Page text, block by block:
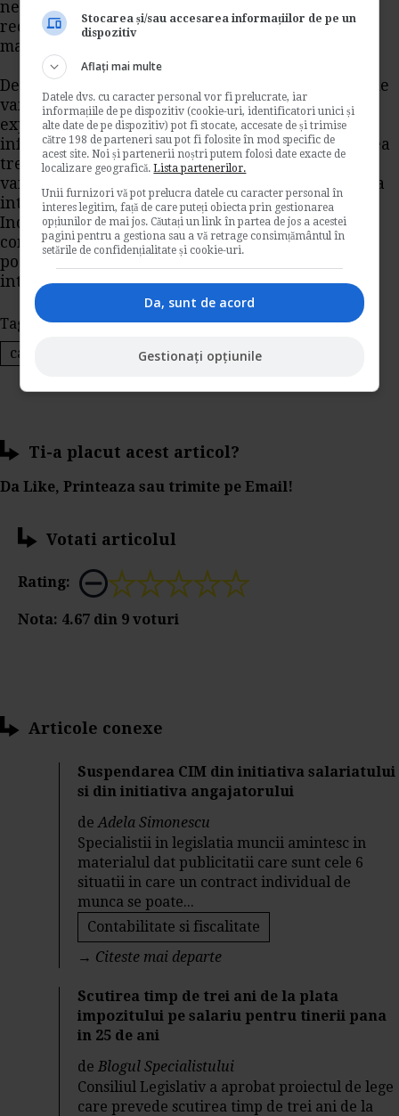
neta continuta, exprimata in unitati de masura
recunoscute de autoritatea statului roman in
materie de metrologie, conform art. 75 alin. (1)
De asemenea, HG 947/2000 precizeaza ca pretul de
vanzare si pretul pe unitatea de masura se
exprima in lei. In cazul in care vanzatorii ofera
informatii privind preturile in alte valute, acestea
trebuie sa fie clare si usor de inteles. Pretul de
vanzare si pretul pe unitatea de masura se indica
intr-o forma clara, lizibila si usor de indentificat.
Indicarea preturilor se face astfel incat
consumatorul aflat in suprafata de vanzare sa le
poata vedea in locurile de prezentare fara a
intreba vanzatorul.
Tags: Taxe si Impozite
produse second-hand
casa de marcat
Ordonanta 99/2000
Ti-a placut acest articol?
Da Like, Printeaza sau trimite pe Email!
Votati articolul
Rating:
Nota: 4.67 din 9 voturi
Articole conexe
Suspendarea CIM din initiativa salariatului
si din initiativa angajatorului
deAdela Simonescu
Specialistii in legislatia muncii amintesc in
materialul dat publicitatii care sunt cele 6
situatii in care un contract individual de
munca se poate...
Contabilitate si fiscalitate
→ Citeste mai departe
Scutirea timp de trei ani de la plata
impozitului pe salariu pentru tinerii pana
in 25 de ani
deBlogul Specialistului
Consiliul Legislativ a aprobat proiectul de lege
care prevede scutirea timp de trei ani de la
Stocarea și/sau accesarea informațiilor de pe un
dispozitiv
Aflați mai multe
Datele dvs. cu caracter personal vor fi prelucrate, iar
informațiile de pe dispozitiv (cookie-uri, identificatori unici și
alte date de pe dispozitiv) pot fi stocate, accesate de și trimise
către 198 de parteneri sau pot fi folosite în mod specific de
acest site. Noi și partenerii noștri putem folosi date exacte de
localizare geografică.Lista partenerilor.
Unii furnizori vă pot prelucra datele cu caracter personal în
interes legitim, față de care puteți obiecta prin gestionarea
opțiunilor de mai jos. Căutați un link în partea de jos a acestei
pagini pentru a gestiona sau a vă retrage consimțământul în
setările de confidențialitate și cookie-uri.
Da, sunt de acord
Gestionați opțiunile